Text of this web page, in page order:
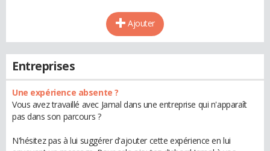
Ajouter
Entreprises
Une expérience absente ?
Vous avez travaillé avec Jamal dans une entreprise qui n'apparaît
pas dans son parcours ?
N'hésitez pas à lui suggérer d'ajouter cette expérience en lui